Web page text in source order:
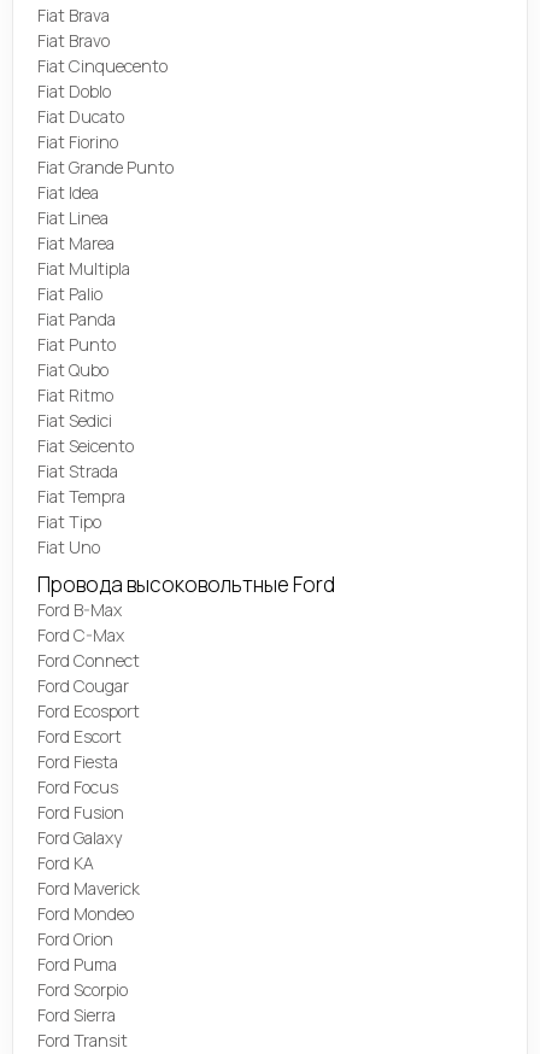
Fiat Brava
Fiat Bravo
Fiat Cinquecento
Fiat Doblo
Fiat Ducato
Fiat Fiorino
Fiat Grande Punto
Fiat Idea
Fiat Linea
Fiat Marea
Fiat Multipla
Fiat Palio
Fiat Panda
Fiat Punto
Fiat Qubo
Fiat Ritmo
Fiat Sedici
Fiat Seicento
Fiat Strada
Fiat Tempra
Fiat Tipo
Fiat Uno
Провода высоковольтные Ford
Ford B-Max
Ford C-Max
Ford Connect
Ford Cougar
Ford Ecosport
Ford Escort
Ford Fiesta
Ford Focus
Ford Fusion
Ford Galaxy
Ford KA
Ford Maverick
Ford Mondeo
Ford Orion
Ford Puma
Ford Scorpio
Ford Sierra
Ford Transit